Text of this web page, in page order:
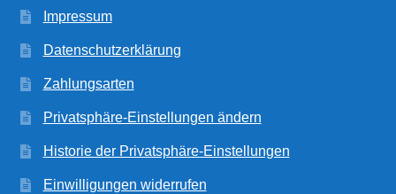
Impressum
Datenschutzerklärung
Zahlungsarten
Privatsphäre-Einstellungen ändern
Historie der Privatsphäre-Einstellungen
Einwilligungen widerrufen